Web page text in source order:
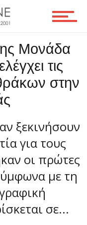
Μονάδα
τις
στην
ξεκινήσουν
για τους
οι πρώτες
με τη
σε...